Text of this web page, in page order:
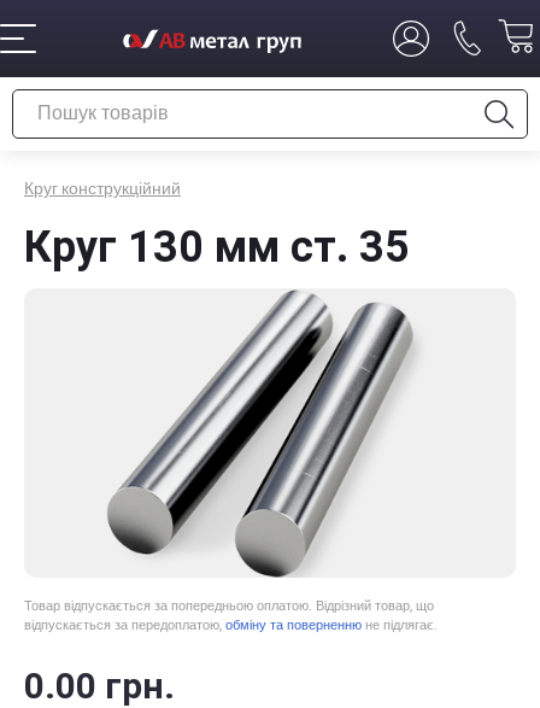
Круг конструкційний
Круг 130 мм ст. 35
Товар відпускається за попередньою оплатою. Відрізний товар, що
відпускається за передоплатою, обміну та поверненню не підлягає.
0.00 грн.